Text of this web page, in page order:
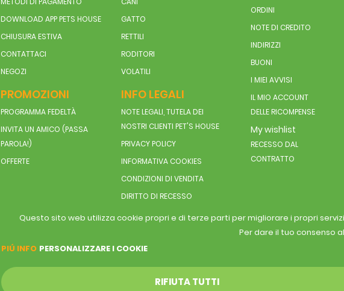
DOWNLOAD APP PETS HOUSE
CHIUSURA ESTIVA
CONTATTACI
NEGOZI
GATTO
RETTILI
RODITORI
VOLATILI
PROMOZIONI
PROGRAMMA FEDELTÀ
INVITA UN AMICO (PASSA
PAROLA!)
OFFERTE
INFO LEGALI
NOTE LEGALI, TUTELA DEI
NOSTRI CLIENTI PET'S HOUSE
PRIVACY POLICY
INFORMATIVA COOKIES
CONDIZIONI DI VENDITA
DIRITTO DI RECESSO
ORDINI
NOTE DI CREDITO
INDIRIZZI
BUONI
I MIEI AVVISI
IL MIO ACCOUNT
DELLE RICOMPENSE
My wishlist
RECESSO DAL
CONTRATTO
Questo sito web utilizza cookie propri e di terze parti per migliorare i propri
Per dare il tuo consenso
PIÚ INFO PERSONALIZZARE I COOKIE
RIFIUTA TUTTI